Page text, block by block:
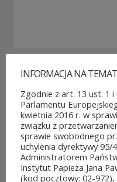
ROZPOCZĘŁO SIĘ
OBYWATELSKIM
INFORMACJA NA
Zgodnie z art. 13 ust. 1
Parlamentu
kwietnia 2016 r. w
związku z
sprawie swobodnego
uchylenia dyrektywy 95/
Administratorem
Instytut Papieża Jana
(kod pocztowy: 02-972),